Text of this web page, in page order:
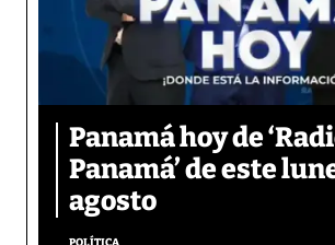
Panamá hoy de
Panamá’ de este
agosto